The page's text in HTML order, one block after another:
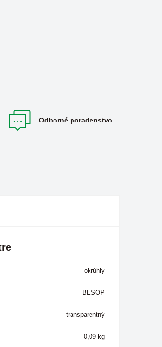
Odborné poradenstvo
okrúhly
BESOP
transparentný
0,09 kg